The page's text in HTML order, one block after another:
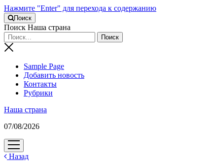
Нажмите "Enter" для перехода к содержанию
Поиск
Поиск Наша страна
Sample Page
Добавить новость
Контакты
Рубрики
Наша страна
07/08/2026
открыть
меню
Назад